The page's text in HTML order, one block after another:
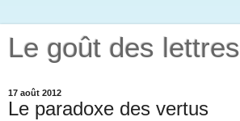
Le goût des lettres
17 août 2012
Le paradoxe des vertus